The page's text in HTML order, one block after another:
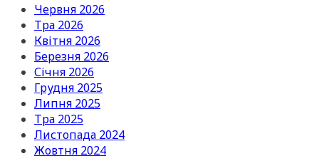
Червня 2026
Тра 2026
Квітня 2026
Березня 2026
Січня 2026
Грудня 2025
Липня 2025
Тра 2025
Листопада 2024
Жовтня 2024